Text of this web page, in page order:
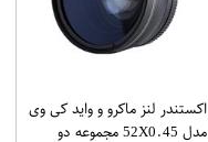
اکستندر لنز ماکرو و واید کی وی
مدل 52X0.45 مجموعه دو